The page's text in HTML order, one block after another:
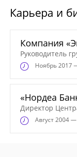
Карьера и
Компания
Руководитель
Ноябрь2017
«Нордеа
Директор
Август2004 —